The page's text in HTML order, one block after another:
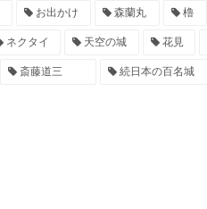
お出かけ 森蘭丸 櫓
ネクタイ 天空の城 花見
斎藤道三 続日本の百名城